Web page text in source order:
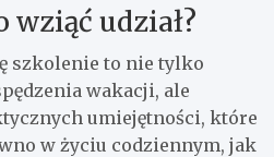
wziąć udział?
szkolenie to nie tylko
wakacji, ale
umiejętności, które
w życiu codziennym, jak